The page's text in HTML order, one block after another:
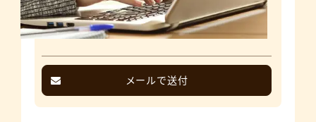
メールで送付